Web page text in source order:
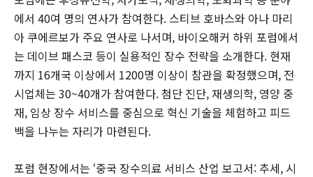
에서 40여 명의 연사가 참여한다. 스티브 호바스와 아나 마리
아 쿠에르보가 주요 연사로 나서며, 바이오해커 하위 포럼에서
는 데이브 패스코 등이 실용적인 장수 전략을 소개한다. 현재
까지 16개국 이상에서 1200명 이상이 참관을 확정했으며, 전
시업체는 30~40개가 참여한다. 첨단 진단, 재생의학, 영양 중
재, 임상 장수 서비스를 중심으로 혁신 기술을 체험하고 피드
백을 나누는 자리가 마련된다.
포럼 현장에서는 ‘중국 장수의료 서비스 산업 보고서: 추세, 시